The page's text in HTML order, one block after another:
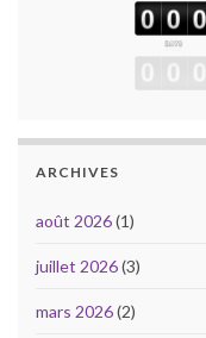
ARCHIVES
août 2026(1)
juillet 2026(3)
mars 2026(2)